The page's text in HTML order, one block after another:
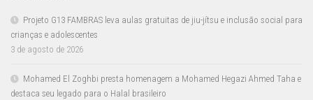
Projeto G13 FAMBRAS leva aulas gratuitas de jiu-jítsu e inclusão social para
crianças e adolescentes
3 de agosto de 2026
Mohamed El Zoghbi presta homenagem a Mohamed Hegazi Ahmed Taha e
destaca seu legado para o Halal brasileiro